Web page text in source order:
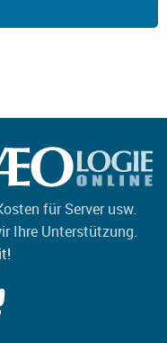
für Server usw.
Ihre Unterstützung.